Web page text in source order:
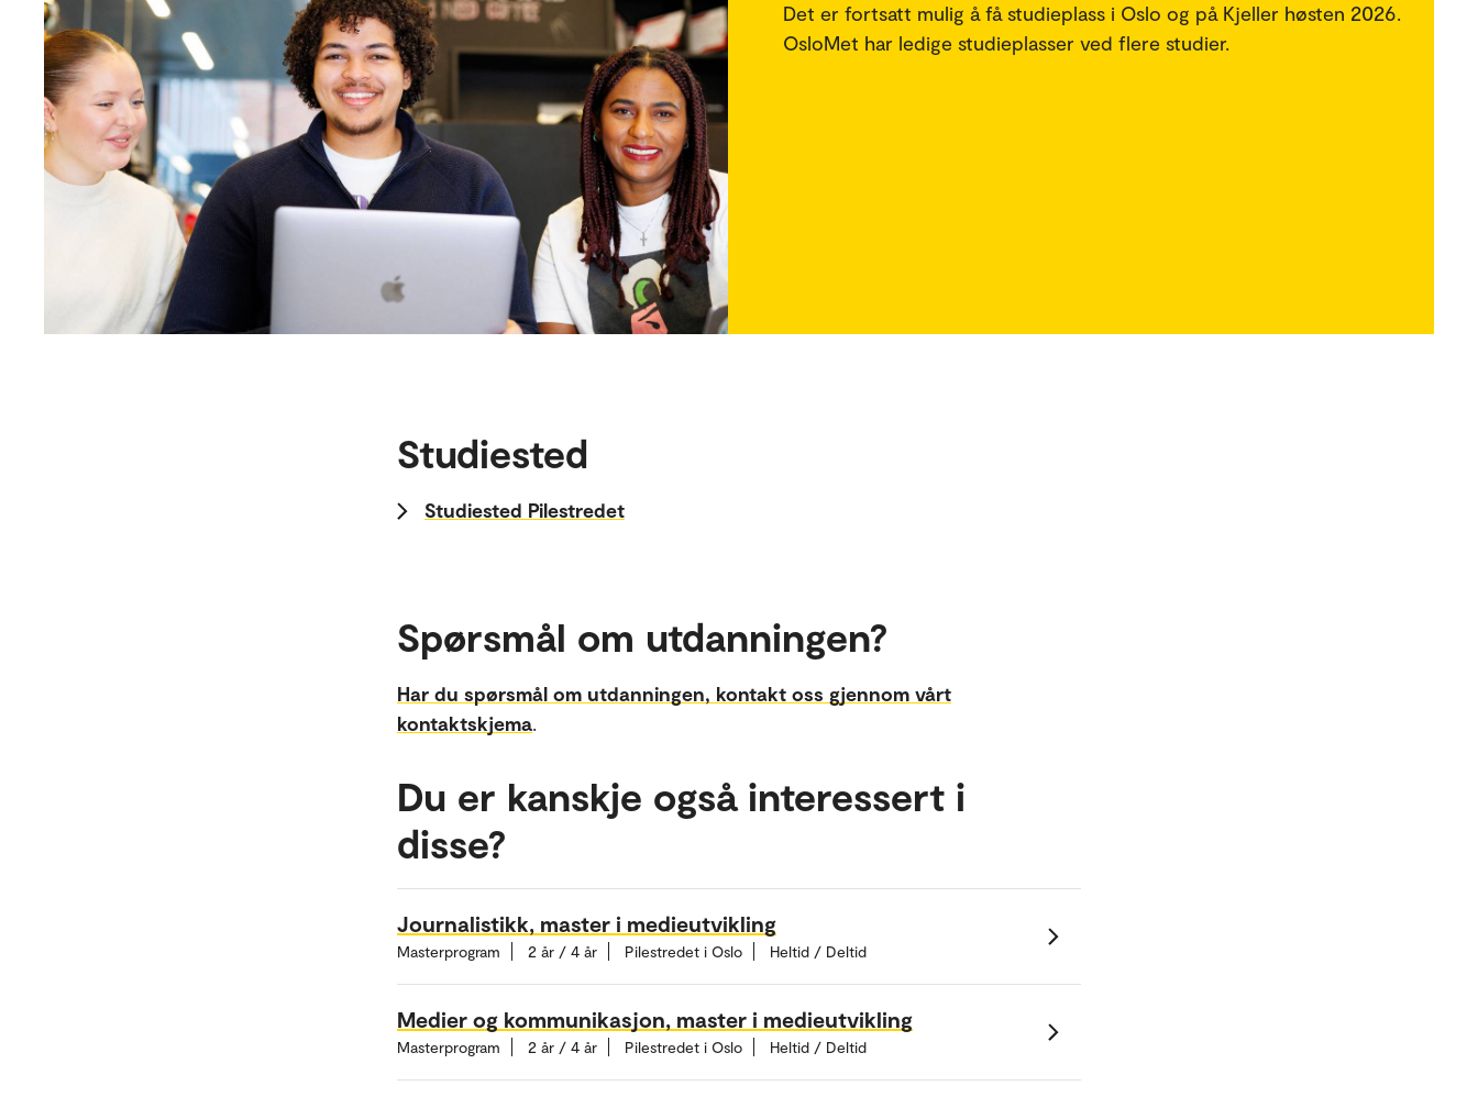
Det er fortsatt mulig å få studieplass i Oslo og på Kjeller høsten 2026.
OsloMet har ledige studieplasser ved flere studier.
Studiested
Studiested Pilestredet
Spørsmål om utdanningen?
Har du spørsmål om utdanningen, kontakt oss gjennom vårt
kontaktskjema.
Du er kanskje også interessert i
disse?
Journalistikk, master i medieutvikling
Masterprogram 2 år / 4 år Pilestredet i Oslo Heltid / Deltid
Medier og kommunikasjon, master i medieutvikling
Masterprogram 2 år / 4 år Pilestredet i Oslo Heltid / Deltid